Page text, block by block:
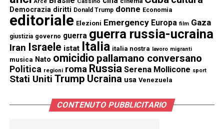
Democrazia diritti Donald Trump donne Economia
editoriale Elezioni Emergency Europa film Gaza
giustizia governo guerra guerra russia-ucraina
Iran Israele istat Italia italia nostra lavoro migranti
musica Nato omicidio pallamano conversano
Politica regioni roma Russia Serena Mollicone sport
Stati Uniti Trump Ucraina usa Venezuela
CONTENUTO PUBBLICITARIO